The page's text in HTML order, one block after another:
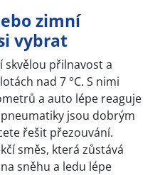
zimní
vybrat
skvělou přilnavost a
nad 7 °C. S nimi
a auto lépe reaguje
jsou dobrým
řešit přezouvání.
směs, která zůstává
sněhu a ledu lépe